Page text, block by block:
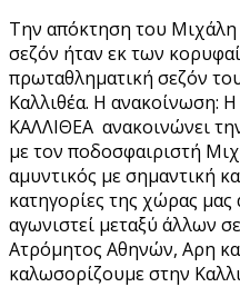
Την απόκτηση του Μιχάλη
σεζόν ήταν εκ των
πρωταθληματική σεζόν
Καλλιθέα. Η ανακοίνωση:
ΚΑΛΛΙΘΕΑ ανακοινώνει
με τον ποδοσφαιριστή
αμυντικός με σημαντική
κατηγορίες της χώρας
αγωνιστεί μεταξύ άλλων
Ατρόμητος Αθηνών, Αρη
καλωσορίζουμε στην